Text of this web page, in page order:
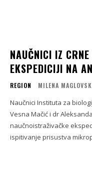
NAUČNICI IZ
EKSPEDICIJI NA
REGION MILENA
Naučnici Instituta za
Vesna Mačić i dr
naučnoistraživačke
ispitivanje prisustva